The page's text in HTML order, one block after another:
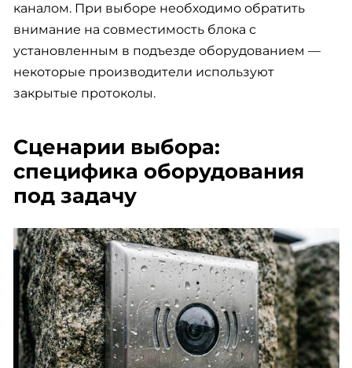
каналом. При выборе необходимо обратить
внимание на совместимость блока с
установленным в подъезде оборудованием —
некоторые производители используют
закрытые протоколы.
Сценарии выбора:
специфика оборудования
под задачу